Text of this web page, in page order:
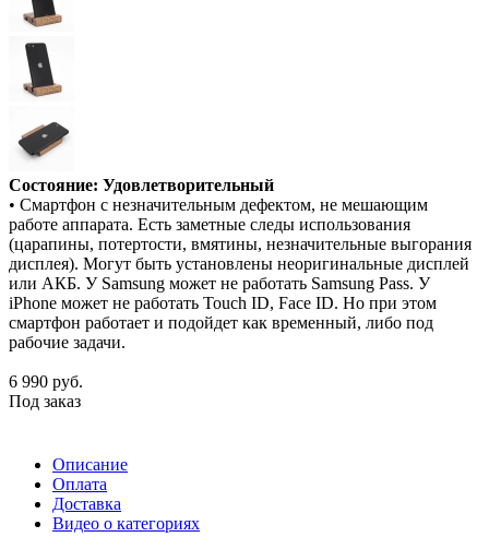
Состояние: Удовлетворительный
• Смартфон с незначительным дефектом, не мешающим
работе аппарата. Есть заметные следы использования
(царапины, потертости, вмятины, незначительные выгорания
дисплея). Могут быть установлены неоригинальные дисплей
или АКБ. У Samsung может не работать Samsung Pass. У
iPhone может не работать Touch ID, Face ID. Но при этом
смартфон работает и подойдет как временный, либо под
рабочие задачи.
6 990 руб.
Под заказ
Описание
Оплата
Доставка
Видео о категориях